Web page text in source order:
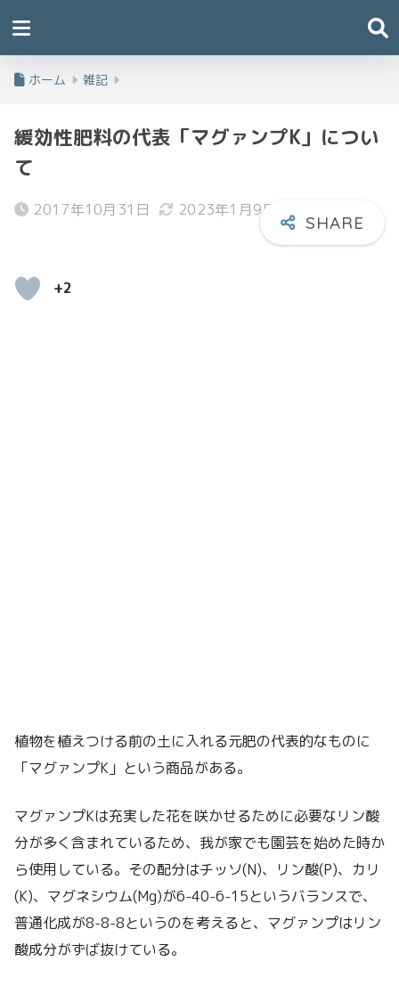
ホーム 雑記
緩効性肥料の代表「マグァンプK」につい
て
2017年10月31日 2023年1月9日
+2
植物を植えつける前の土に入れる元肥の代表的なものに
「マグァンプK」という商品がある。
マグァンプKは充実した花を咲かせるために必要なリン酸
分が多く含まれているため、我が家でも園芸を始めた時か
ら使用している。その配分はチッソ(N)、リン酸(P)、カリ
(K)、マグネシウム(Mg)が6-40-6-15というバランスで、
普通化成が8-8-8というのを考えると、マグァンプはリン
酸成分がずば抜けている。